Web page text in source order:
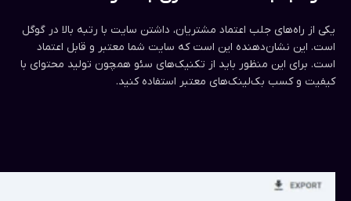
یکی از راه‌های جلب اعتماد مشتریان، داشتن سایت با رتبه بالا در گوگل
است. این نشان‌دهنده این است که سایت شما معتبر و قابل اعتماد
است. برای این منظور باید از تکنیک‌های سئو همچون تولید محتوای با
کیفیت و کسب بک‌لینک‌های معتبر استفاده کنید.